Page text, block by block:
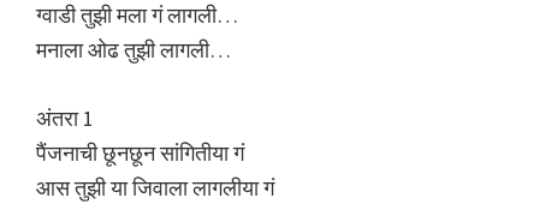
ग्वाडी तुझी मला गं लागली…
मनाला ओढ तुझी लागली…
अंतरा 1
पैंजनाची छूनछून सांगितीया गं
आस तुझी या जिवाला लागलीया गं